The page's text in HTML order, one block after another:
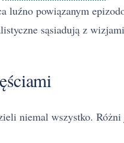
luźno powiązanym
sąsiadują z
niemal wszystko.